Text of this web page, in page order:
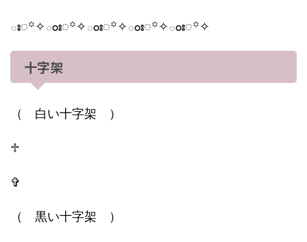
ః◌꙳✧ంః◌꙳✧ంః◌꙳✧ంః◌꙳✧ంః◌꙳✧
十字架
（ 白い十字架 ）
♱
✞
（ 黒い十字架 ）